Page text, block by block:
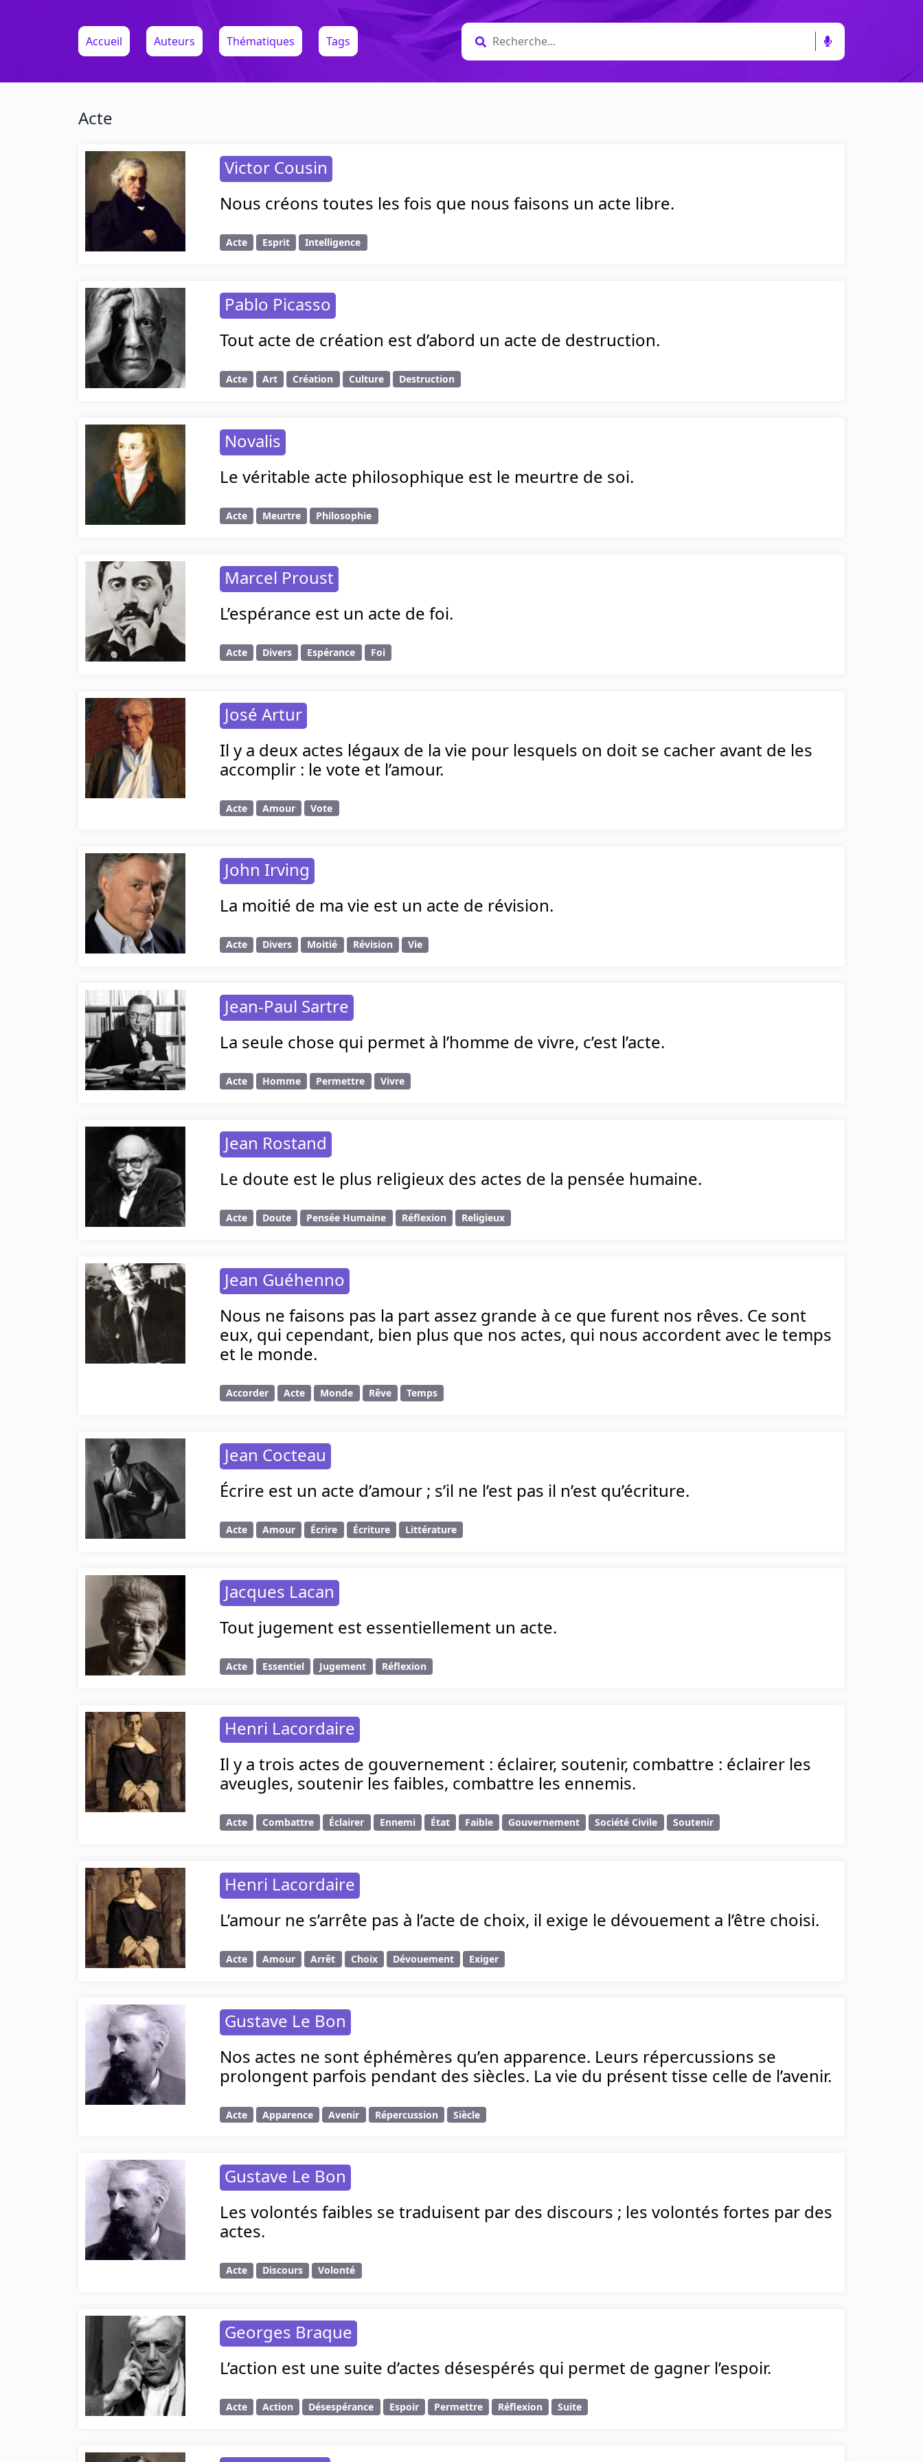
Accueil Auteurs Thématiques Tags
Acte
Victor Cousin
Nous créons toutes les fois que nous faisons un acte libre.
Acte Esprit Intelligence
Pablo Picasso
Tout acte de création est d’abord un acte de destruction.
Acte Art Création Culture Destruction
Novalis
Le véritable acte philosophique est le meurtre de soi.
Acte Meurtre Philosophie
Marcel Proust
L’espérance est un acte de foi.
Acte Divers Espérance Foi
José Artur
Il y a deux actes légaux de la vie pour lesquels on doit se cacher avant de les
accomplir : le vote et l’amour.
Acte Amour Vote
John Irving
La moitié de ma vie est un acte de révision.
Acte Divers Moitié Révision Vie
Jean-Paul Sartre
La seule chose qui permet à l’homme de vivre, c’est l’acte.
Acte Homme Permettre Vivre
Jean Rostand
Le doute est le plus religieux des actes de la pensée humaine.
Acte Doute Pensée Humaine Réflexion Religieux
Jean Guéhenno
Nous ne faisons pas la part assez grande à ce que furent nos rêves. Ce sont
eux, qui cependant, bien plus que nos actes, qui nous accordent avec le temps
et le monde.
Accorder Acte Monde Rêve Temps
Jean Cocteau
Écrire est un acte d’amour ; s’il ne l’est pas il n’est qu’écriture.
Acte Amour Écrire Écriture Littérature
Jacques Lacan
Tout jugement est essentiellement un acte.
Acte Essentiel Jugement Réflexion
Henri Lacordaire
Il y a trois actes de gouvernement : éclairer, soutenir, combattre : éclairer les
aveugles, soutenir les faibles, combattre les ennemis.
Acte Combattre Éclairer Ennemi État Faible Gouvernement Société Civile Soutenir
Henri Lacordaire
L’amour ne s’arrête pas à l’acte de choix, il exige le dévouement a l’être choisi.
Acte Amour Arrêt Choix Dévouement Exiger
Gustave Le Bon
Nos actes ne sont éphémères qu’en apparence. Leurs répercussions se
prolongent parfois pendant des siècles. La vie du présent tisse celle de l’avenir.
Acte Apparence Avenir Répercussion Siècle
Gustave Le Bon
Les volontés faibles se traduisent par des discours ; les volontés fortes par des
actes.
Acte Discours Volonté
Georges Braque
L’action est une suite d’actes désespérés qui permet de gagner l’espoir.
Acte Action Désespérance Espoir Permettre Réflexion Suite